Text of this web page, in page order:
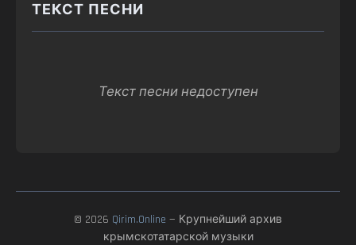
ТЕКСТ ПЕСНИ
Текст песни недоступен
© 2026 Qirim.Online — Крупнейший архив
крымскотатарской музыки